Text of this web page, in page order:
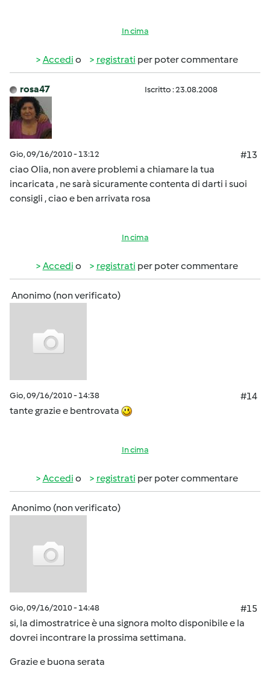
In cima
Accedi o registrati per poter commentare
rosa47 Iscritto : 23.08.2008
Gio, 09/16/2010 - 13:12
#13
ciao Olia, non avere problemi a chiamare la tua
incaricata , ne sarà sicuramente contenta di darti i suoi
consigli , ciao e ben arrivata rosa
In cima
Accedi o registrati per poter commentare
Anonimo (non verificato)
Gio, 09/16/2010 - 14:38
#14
tante grazie e bentrovata
In cima
Accedi o registrati per poter commentare
Anonimo (non verificato)
Gio, 09/16/2010 - 14:48
#15
si, la dimostratrice è una signora molto disponibile e la
dovrei incontrare la prossima settimana.
Grazie e buona serata